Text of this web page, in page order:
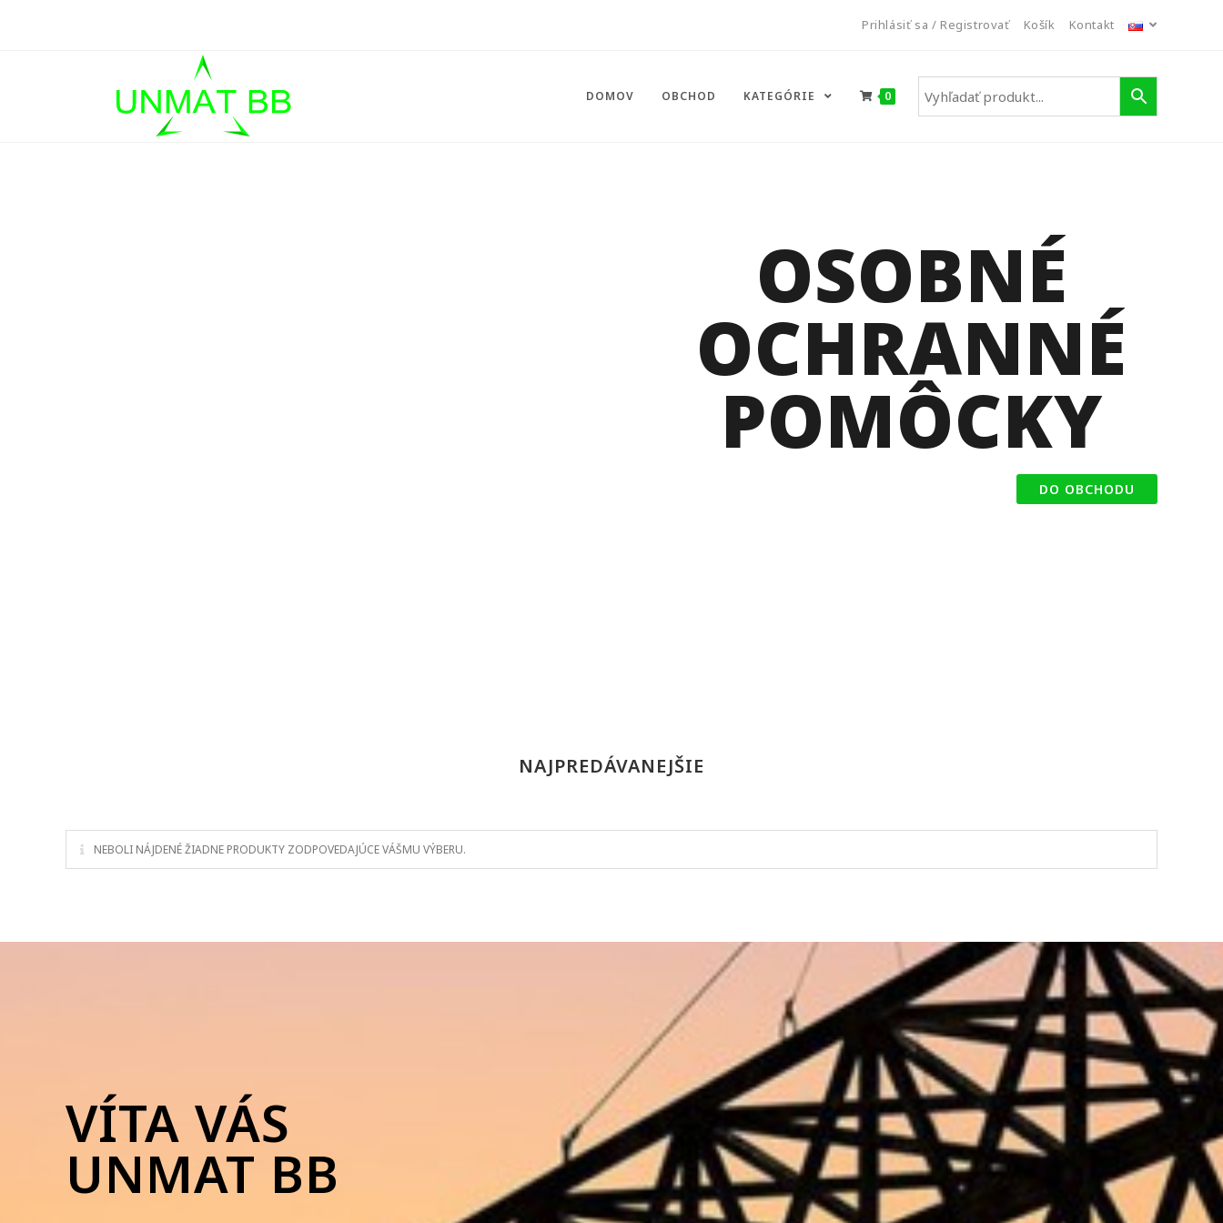
Prihlásiť sa / Registrovať Košík Kontakt
DOMOV OBCHOD KATEGÓRIE 0
OSOBNÉ
OCHRANNÉ
POMÔCKY
DO OBCHODU
NAJPREDÁVANEJŠIE
NEBOLI NÁJDENÉ ŽIADNE PRODUKTY ZODPOVEDAJÚCE VÁŠMU VÝBERU.
VÍTA VÁS
UNMAT BB